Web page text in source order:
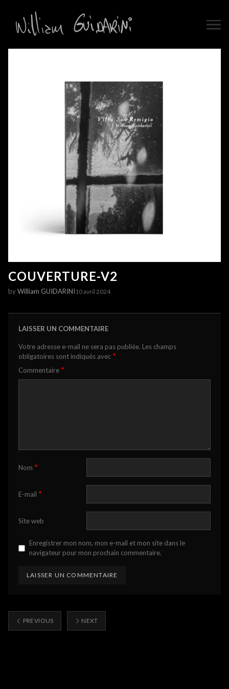
COUVERTURE-V2
byWilliam GUIDARINI 10 avril 2024
LAISSER UN COMMENTAIRE
Votre adresse e-mail ne sera pas publiée. Les champs
obligatoires sont indiqués avec *
Commentaire *
Nom *
E-mail *
Site web
Enregistrer mon nom, mon e-mail et mon site dans le
navigateur pour mon prochain commentaire.
PREVIOUS NEXT